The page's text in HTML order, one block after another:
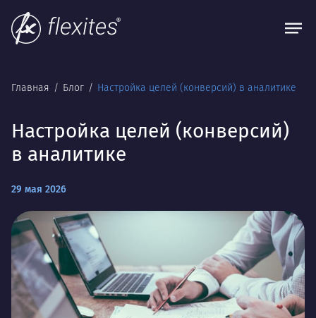
Главная Блог Настройка целей (конверсий) в аналитике
Настройка целей (конверсий)
в аналитике
29 мая 2026